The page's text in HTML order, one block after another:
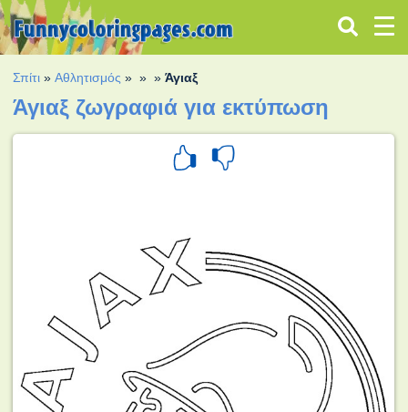
Σπίτι »Αθλητισμός » » »Άγιαξ
Άγιαξ ζωγραφιά για εκτύπωση